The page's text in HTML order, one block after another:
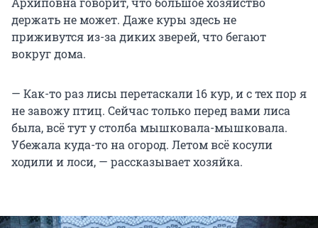
держать не может. Даже куры здесь не
приживутся из-за диких зверей, что бегают
вокруг дома.
— Как-то раз лисы перетаскали 16 кур, и с тех пор я
не завожу птиц. Сейчас только перед вами лиса
была, всё тут у столба мышковала-мышковала.
Убежала куда-то на огород. Летом всё косули
ходили и лоси, — рассказывает хозяйка.